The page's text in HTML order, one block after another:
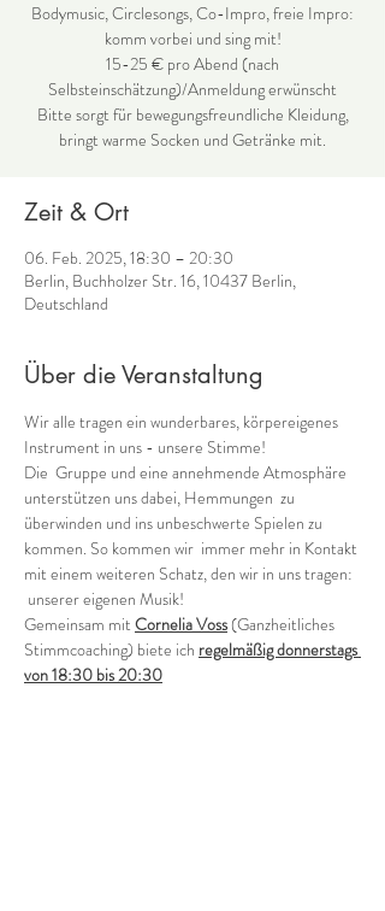
Bodymusic, Circlesongs, Co-Impro, freie Impro:
komm vorbei und sing mit!
15-25 € pro Abend (nach
Selbsteinschätzung)/Anmeldung erwünscht
Bitte sorgt für bewegungsfreundliche Kleidung,
bringt warme Socken und Getränke mit.
Zeit & Ort
06. Feb. 2025, 18:30 – 20:30
Berlin, Buchholzer Str. 16, 10437 Berlin,
Deutschland
Über die Veranstaltung
Wir alle tragen ein wunderbares, körpereigenes
Instrument in uns - unsere Stimme!
Die  Gruppe und eine annehmende Atmosphäre
unterstützen uns dabei, Hemmungen  zu
überwinden und ins unbeschwerte Spielen zu
kommen. So kommen wir  immer mehr in Kontakt
mit einem weiteren Schatz, den wir in uns tragen:
unserer eigenen Musik!
Gemeinsam mit Cornelia Voss (Ganzheitliches
Stimmcoaching) biete ich regelmäßig donnerstags
von 18:30 bis 20:30